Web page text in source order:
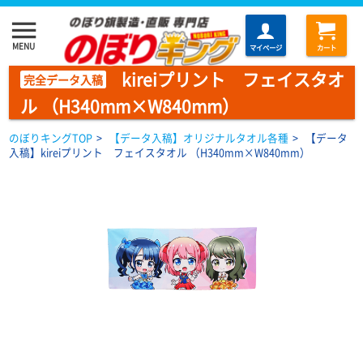
menu
MENU マイページ カート
完全データ入稿
kireiプリント フェイスタオ
ル （H340mm×W840mm）
のぼりキングTOP > 【データ入稿】オリジナルタオル各種 >
【データ
入稿】kireiプリント フェイスタオル （H340mm×W840mm）